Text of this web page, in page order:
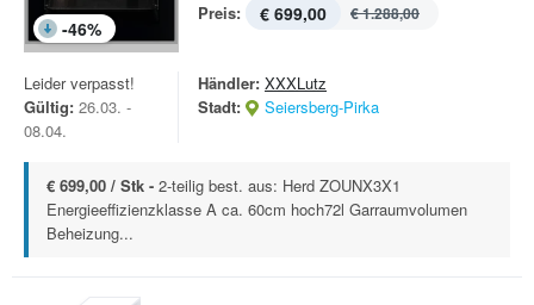
-46%
Preis: € 699,00 € 1.288,00
Leider verpasst!
Gültig: 26.03. -
08.04.
Händler: XXXLutz
Stadt:
Seiersberg-Pirka
€ 699,00 / Stk - 2-teilig best. aus: Herd ZOUNX3X1
Energieeffizienzklasse A ca. 60cm hoch72l Garraumvolumen
Beheizung...